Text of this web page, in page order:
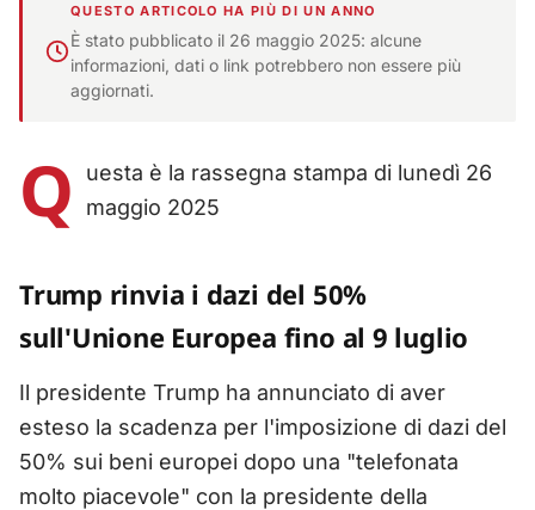
QUESTO ARTICOLO HA PIÙ DI UN ANNO
È stato pubblicato il 26 maggio 2025: alcune
informazioni, dati o link potrebbero non essere più
aggiornati.
Q
uesta è la rassegna stampa di lunedì 26
maggio 2025
Trump rinvia i dazi del 50%
sull'Unione Europea fino al 9 luglio
Il presidente Trump ha annunciato di aver
esteso la scadenza per l'imposizione di dazi del
50% sui beni europei dopo una "telefonata
molto piacevole" con la presidente della